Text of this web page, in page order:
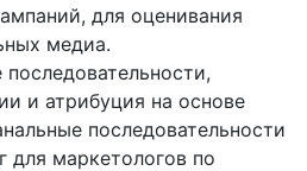
для оценивания
медиа.
и атрибуция на основе
последовательности
для маркетологов по